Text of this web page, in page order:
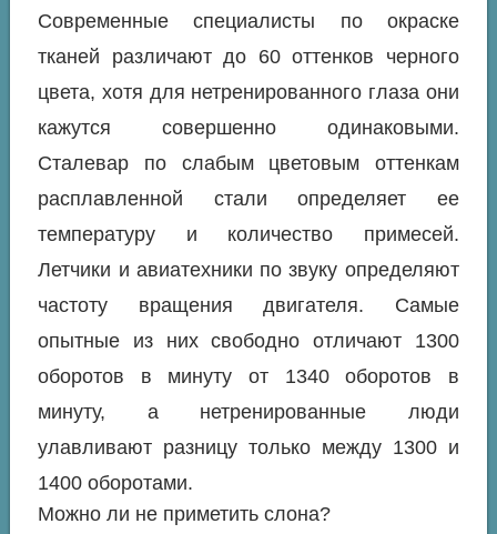
Современные специалисты по окраске
тканей различают до 60 оттенков черного
цвета, хотя для нетренированного глаза они
кажутся совершенно одинаковыми.
Сталевар по слабым цветовым оттенкам
расплавленной стали определяет ее
температуру и количество примесей.
Летчики и авиатехники по звуку определяют
частоту вращения двигателя. Самые
опытные из них свободно отличают 1300
оборотов в минуту от 1340 оборотов в
минуту, а нетренированные люди
улавливают разницу только между 1300 и
1400 оборотами.
Можно ли не приметить слона?